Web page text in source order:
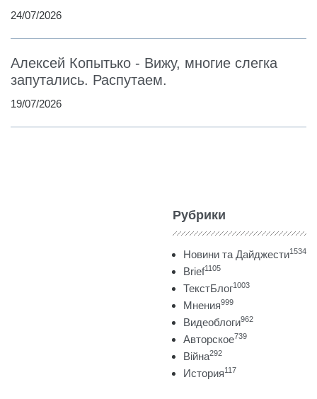
24/07/2026
Алексей Копытько - Вижу, многие слегка
запутались. Распутаем.
19/07/2026
Рубрики
Новини та Дайджести1534
Brief1105
ТекстБлог1003
Мнения999
Видеоблоги962
Авторское739
Війна292
История117